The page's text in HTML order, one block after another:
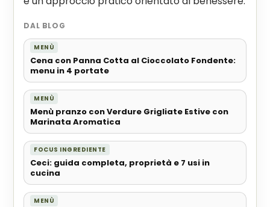
DAL BLOG
MENÙ
Cena con Panna Cotta al Cioccolato Fondente:
menu in 4 portate
MENÙ
Menù pranzo con Verdure Grigliate Estive con
Marinata Aromatica
FOCUS INGREDIENTE
Ceci: guida completa, proprietà e 7 usi in
cucina
MENÙ